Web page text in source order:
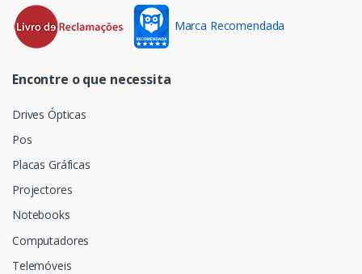
Marca Recomendada
Encontre o que necessita
Drives Ópticas
Pos
Placas Gráficas
Projectores
Notebooks
Computadores
Telemóveis